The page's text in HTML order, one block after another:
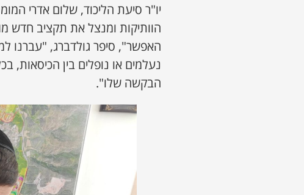
יו"ר סיעת הליכוד, שלום אדרי
הוותיקות ומנצל את תקציב חדש
האפשר", סיפר גולדברג, "עברנו
נעלמים או נופלים בין הכיסאות,
הבקשה שלו".